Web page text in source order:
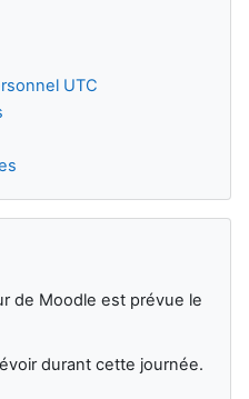
UTC
de Moodle est prévue le
durant cette journée.